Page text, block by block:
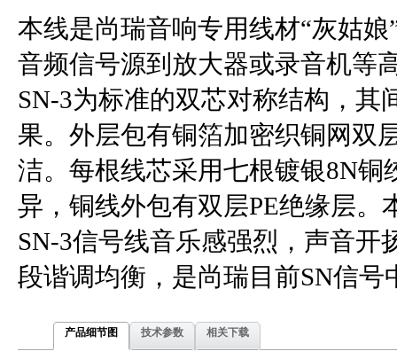
本线是尚瑞音响专用线材“灰姑
音频信号源到放大器或录音机等
SN-3为标准的双芯对称结构，
果。外层包有铜箔加密织铜网双
洁。每根线芯采用七根镀银8N
异，铜线外包有双层PE绝缘层。
SN-3信号线音乐感强烈，声音
段谐调均衡，是尚瑞目前SN信号
产品细节图 技术参数 相关下载